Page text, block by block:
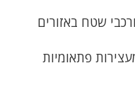
שטח באזורים
פתאומיות